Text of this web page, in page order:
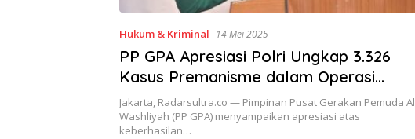
Hukum & Kriminal 14 Mei 2025
PP GPA Apresiasi Polri Ungkap 3.326
Kasus Premanisme dalam Operasi
Serentak
Jakarta, Radarsultra.co — Pimpinan Pusat Gerakan Pemuda Al
Washliyah (PP GPA) menyampaikan apresiasi atas
keberhasilan…